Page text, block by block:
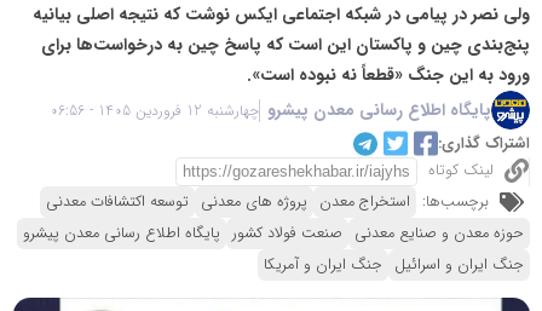
ولی نصر در پیامی در شبکه اجتماعی ایکس نوشت که نتیجه اصلی بیانیه
پنج‌بندی چین و پاکستان این است که پاسخ چین به درخواست‌ها برای
ورود به این جنگ «قطعاً نه نبوده است».‌
پایگاه اطلاع رسانی معدن پیشرو چهارشنبه 12 فروردین 1405 - 06:56
اشتراک گذاری:
لینک کوتاه
برچسب‌ها: استخراج معدن پروژه های معدنی توسعه اکتشافات معدنی
حوزه معدن و صنایع معدنی صنعت فولاد کشور پایگاه اطلاع رسانی معدن پیشرو
جنگ ایران و اسرائیل جنگ ایران و آمریکا